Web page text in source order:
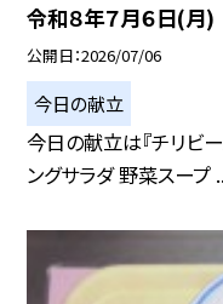
令和８年７月６日(月)
公開日 2026/07/06
今日の献立
今日の献立は『チリビ
ングサラダ 野菜スープ